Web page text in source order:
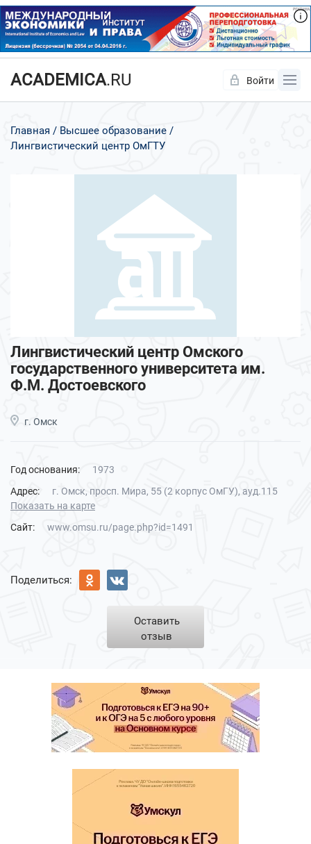
ACADEMICA.RU Войти
Главная
Высшее образование
Лингвистический центр ОмГТУ
Лингвистический центр Омского
государственного университета им.
Ф.М. Достоевского
г. Омск
Год основания:
1973
Адрес:
г. Омск, просп. Мира, 55 (2 корпус ОмГУ), ауд.115
Показать на карте
Сайт:
www.omsu.ru/page.php?id=1491
Поделиться:
Оставить
отзыв
Да Нет